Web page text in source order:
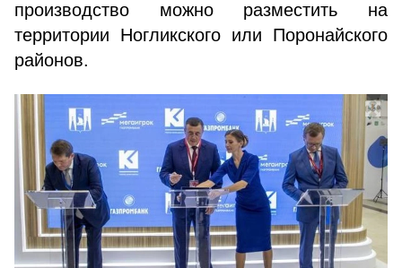
производство можно разместить на
территории Ногликского или Поронайского
районов.